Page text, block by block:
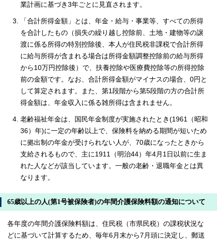
業計画に基づき3年ごとに見直されます。
「合計所得金額」とは、年金・給与・事業等、すべての所得
を合計したもの（損失の繰り越し控除前、土地・建物等の譲
渡に係る所得の特別控除後、本人が住民税非課税で合計所得
に給与所得が含まれる場合は所得金額調整控除前の給与所得
から10万円控除後）で、扶養控除や医療費控除等の所得控除
前の金額です。なお、合計所得金額がマイナスの場合、0円と
して算定されます。また、第1段階から第5段階の方の合計所
得金額は、年金収入に係る雑所得は含まれません。
老齢福祉年金は、国民年金制度が実施されたとき(1961（昭和
36）年)に一定の年齢以上で、保険料を納める期間が短いため
に拠出制の年金が受けられない人が、70歳になったときから
支給されるもので、主に1911（明治44）年4月1日以前に生ま
れた人などが該当しています。一般の老齢・退職年金とは異
なります。
65歳以上の人(第1号被保険者)の年間介護保険料額の通知について
各年度の年間介護保険料額は、住民税（市県民税）の課税状況な
どに基づいて計算するため、毎年6月末から7月頭に決定し、郵送